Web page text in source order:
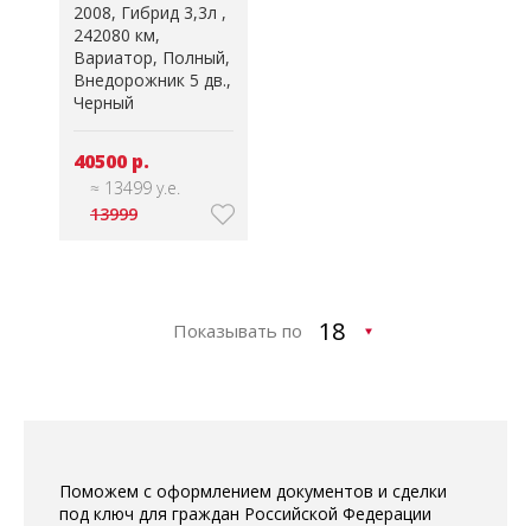
2008 Гибрид 3,3л
242080 км
Вариатор Полный
Внедорожник 5 дв.
Черный
40500 р.
≈ 13499 у.е.
13999
Показывать по
Поможем с оформлением документов и сделки
под ключ для граждан Российской Федерации